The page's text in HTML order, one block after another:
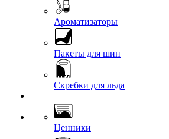
Ароматизаторы
Пакеты для шин
Скребки для льда
Ценники